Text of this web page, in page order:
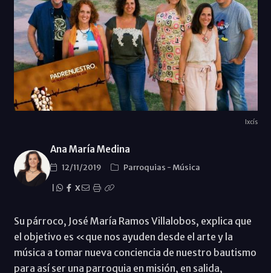
Ixcís
Ana María Medina
12/11/2019 Parroquias - Música
X
Su párroco, José María Ramos Villalobos, explica que
el objetivo es «que nos ayuden desde el arte y la
música a tomar nueva conciencia de nuestro bautismo
para así ser una parroquia en misión, en salida,